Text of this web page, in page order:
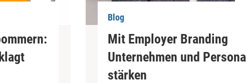
Blog
Mit Employer Branding
Unternehmen und Personal
stärken